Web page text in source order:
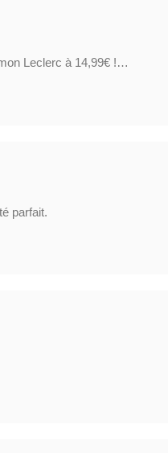
Leclerc à 14,99€ !…
parfait.